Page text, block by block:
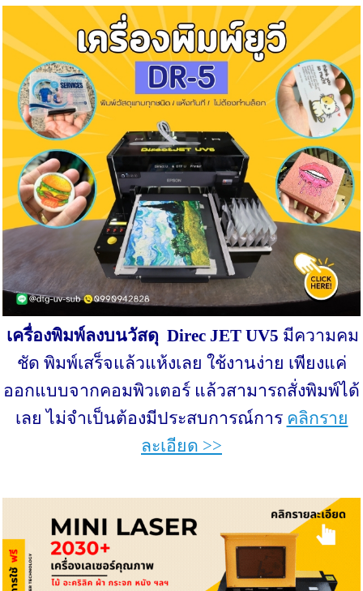
เครื่องพิมพ์ลงบนวัสดุ Direc JET UV5 มีความคม
ชัด พิมพ์เสร็จแล้วแห้งเลย ใช้งานง่าย เพียงแค่
ออกแบบจากคอมพิวเตอร์ แล้วสามารถสั่งพิมพ์ได้
เลย ไม่จำเป็นต้องมีประสบการณ์การ คลิกราย
ละเอียด >>